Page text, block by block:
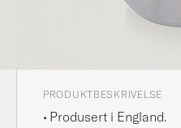
PRODUKTBESKRIVELSE
Produsert i England.